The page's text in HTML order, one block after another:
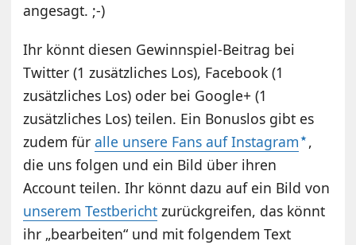
angesagt. ;-)
Ihr könnt diesen Gewinnspiel-Beitrag bei
Twitter (1 zusätzliches Los), Facebook (1
zusätzliches Los) oder bei Google+ (1
zusätzliches Los) teilen. Ein Bonuslos gibt es
zudem füralle unsere Fans auf Instagram ,
die uns folgen und ein Bild über ihren
Account teilen. Ihr könnt dazu auf ein Bild von
unserem Testbericht zurückgreifen, das könnt
ihr „bearbeiten“ und mit folgendem Text